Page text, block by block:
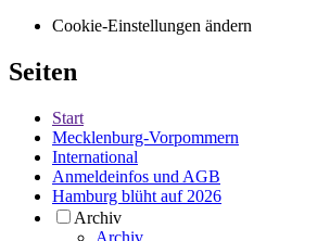
Cookie-Einstellungen ändern
Seiten
Start
Mecklenburg-Vorpommern
International
Anmeldeinfos und AGB
Hamburg blüht auf 2026
Archiv